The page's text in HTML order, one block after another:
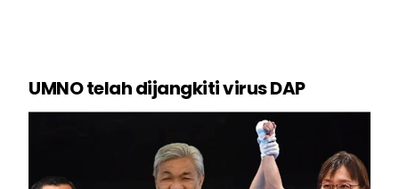
UMNO telah dijangkiti virus DAP